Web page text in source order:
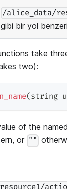
/alice_data/
gibi bir yol
take
two):
( string
of the
or ""